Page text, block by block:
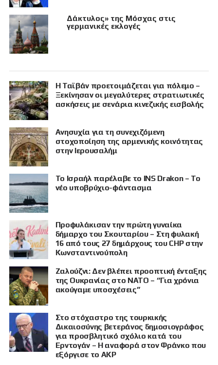
Δάκτυλος» της Μόσχας στις
γερμανικές εκλογές
Η Ταϊβάν προετοιμάζεται για πόλεμο –
Ξεκίνησαν οι μεγαλύτερες στρατιωτικές
ασκήσεις με σενάρια κινεζικής εισβολής
Ανησυχία για τη συνεχιζόμενη
στοχοποίηση της αρμενικής κοινότητας
στην Ιερουσαλήμ
Το Ισραήλ παρέλαβε το INS Drakon – Το
νέο υποβρύχιο-φάντασμα
Προφυλάκισαν την πρώτη γυναίκα
δήμαρχο του Σκουταρίου – Στη φυλακή
16 από τους 27 δημάρχους του CHP στην
Κωνσταντινούπολη
Ζαλούζνι: Δεν βλέπει προοπτική ένταξης
της Ουκρανίας στο ΝΑΤΟ – “Για χρόνια
ακούγαμε υποσχέσεις”
Στο στόχαστρο της τουρκικής
Δικαιοσύνης βετεράνος δημοσιογράφος
για προσβλητικό σχόλιο κατά του
Ερντογάν – Η αναφορά στον Φράνκο που
εξόργισε το AKP